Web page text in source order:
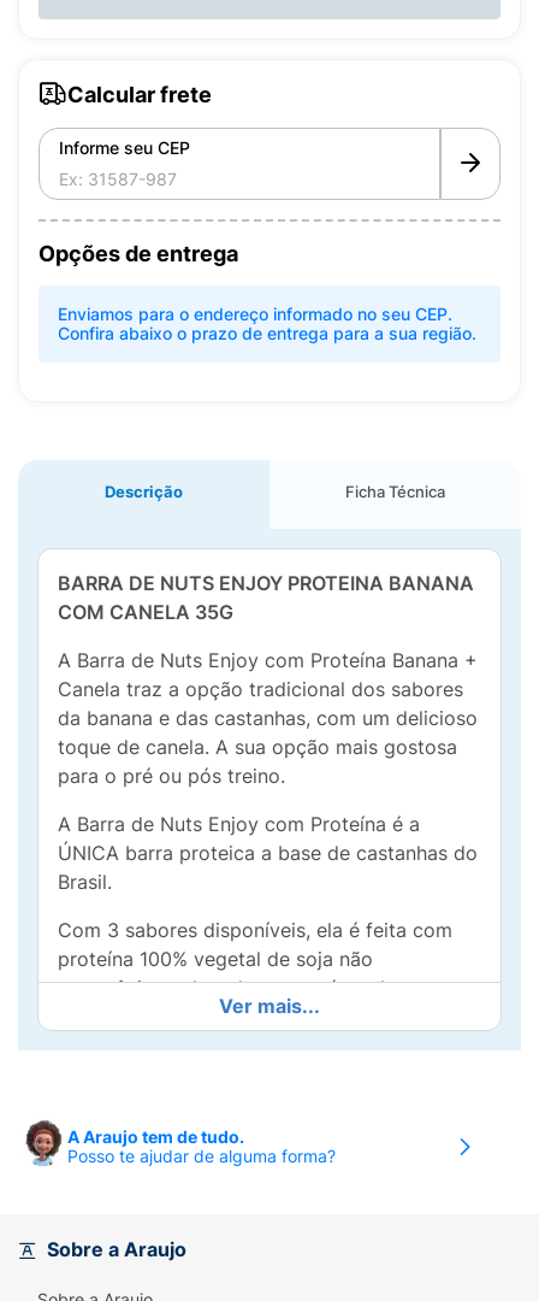
Calcular frete
Informe seu CEP
Opções de entrega
Enviamos para o endereço informado no seu CEP.
Confira abaixo o prazo de entrega para a sua região.
Descrição Ficha Técnica
BARRA DE NUTS ENJOY PROTEINA BANANA
COM CANELA 35G
A Barra de Nuts Enjoy com Proteína Banana +
Canela traz a opção tradicional dos sabores
da banana e das castanhas, com um delicioso
toque de canela. A sua opção mais gostosa
para o pré ou pós treino.
A Barra de Nuts Enjoy com Proteína é a
ÚNICA barra proteica a base de castanhas do
Brasil.
Com 3 sabores disponíveis, ela é feita com
proteína 100% vegetal de soja não
transgênica, adoçada com açúcar de coco e
mel. Ela oferece 10g de proteínas e em média
4 de fibras, a opção perfeita para
– 35g por porção – Do tamanho perfeito para
Ver mais...
A Araujo tem de tudo.
Posso te ajudar de alguma forma?
Sobre a Araujo